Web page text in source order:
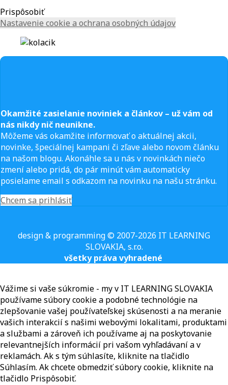
Prispôsobiť
Nastavenie cookie a ochrana osobných údajov
Okamžité zasielanie noviniek a článkov – už vám od
nás nikdy nič neunikne.
Môžeme vás okamžite informovať o aktuálnej akcii,
novinke, špeciálnej kampani či zľave alebo novom článku
na našom blogu. Akonáhle sa u nás v novinkách niečo
zmení alebo pridá, do pár minút vám automaticky
posielame email s odkazom na novinku na našu stránku.
Chcem sa prihlásiť
design & programming © 2007-2026 IT LEARNING
SLOVAKIA, s.r.o.
všetky práva vyhradené
Vážime si vaše súkromie - my v IT LEARNING SLOVAKIA
používame súbory cookie a podobné technológie na
zlepšovanie vašej používateľskej skúsenosti a na meranie
vašich interakcií s našimi webovými lokalitami, produktami
a službami a zároveň ich používame aj na poskytovanie
relevantnejších informácií pri vašom vyhľadávaní a v
reklamách. Ak s tým súhlasíte, kliknite na tlačidlo
Súhlasím. Ak chcete obmedziť súbory cookie, kliknite na
tlačidlo Prispôsobiť.